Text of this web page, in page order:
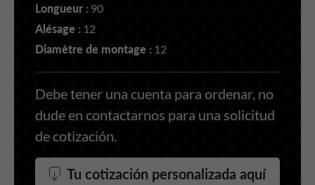
Longueur : 90
Alésage : 12
Diamètre de montage : 12
Debe tener una cuenta para ordenar, no
dude en contactarnos para una solicitud
de cotización.
Tu cotización personalizada aquí